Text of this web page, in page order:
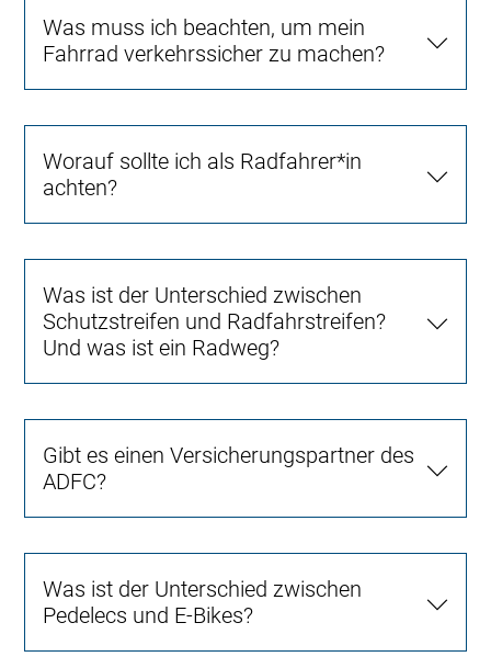
Was muss ich beachten, um mein
Fahrrad verkehrssicher zu machen?
Worauf sollte ich als Radfahrer*in
achten?
Was ist der Unterschied zwischen
Schutzstreifen und Radfahrstreifen?
Und was ist ein Radweg?
Gibt es einen Versicherungspartner des
ADFC?
Was ist der Unterschied zwischen
Pedelecs und E-Bikes?